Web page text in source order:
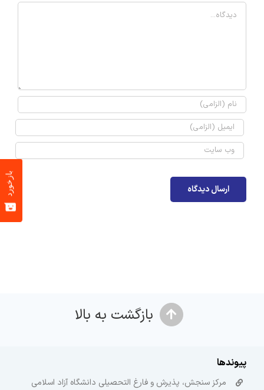
Comment
بازگشت به بالا
پیوندها
مرکز سنجش، پذیرش و فارغ التحصیلی دانشگاه آزاد اسلامی
بازخورد